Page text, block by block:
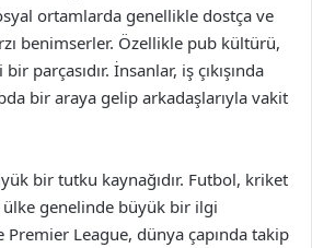
ortamlarda genellikle dostça ve
benimserler. Özellikle pub kültürü,
parçasıdır. İnsanlar, iş çıkışında
bir araya gelip arkadaşlarıyla vakit
bir tutku kaynağıdır. Futbol, kriket
genelinde büyük bir ilgi
League, dünya çapında takip